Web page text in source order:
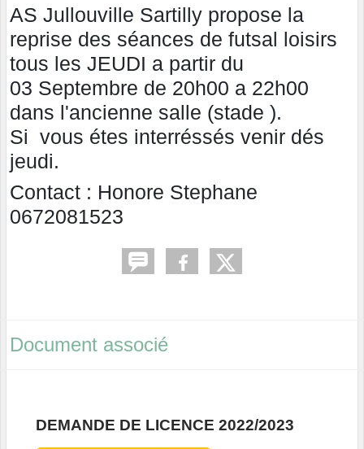
AS Jullouville Sartilly propose la
reprise des séances de futsal loisirs
tous les JEUDI a partir du
03 Septembre de 20h00 a 22h00
dans l'ancienne salle (stade ).
Si vous étes interréssés venir dés
jeudi.
Contact : Honore Stephane
0672081523
Document associé
DEMANDE DE LICENCE 2022/2023